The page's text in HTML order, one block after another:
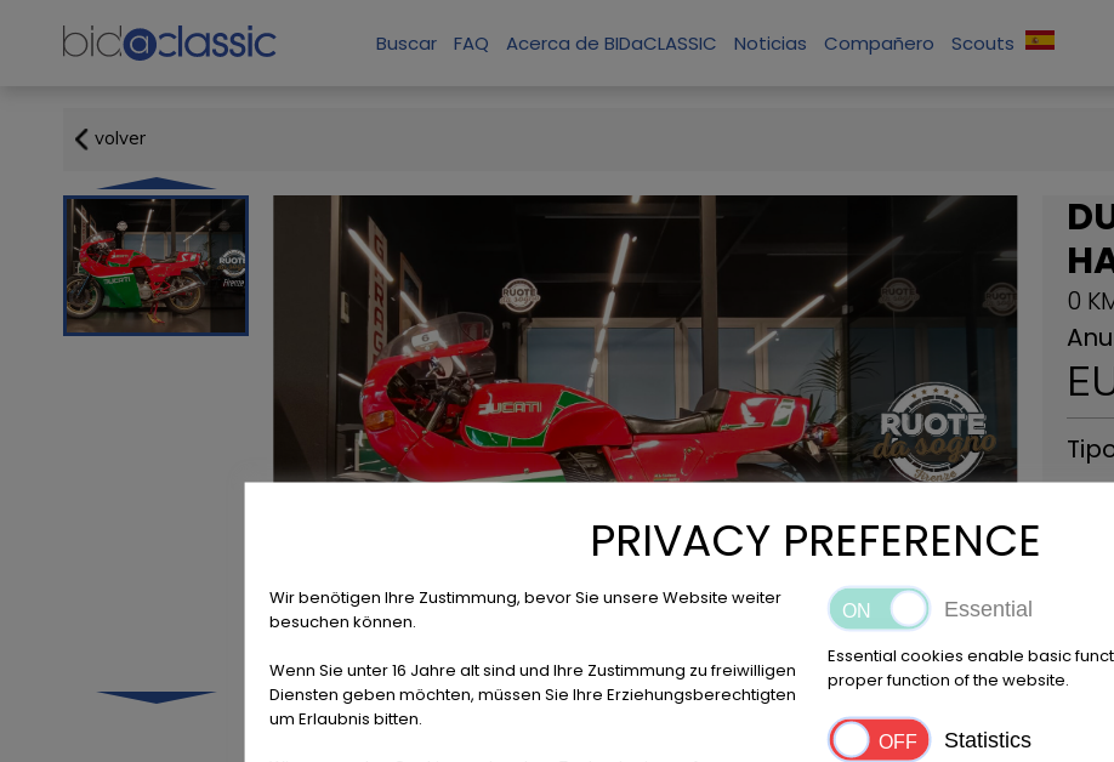
Buscar FAQ Acerca de BIDaCLASSIC Noticias Compañero Scouts
volver
0
+39
PRIVACY PREFERENCE
Wir benötigen Ihre Zustimmung, bevor Sie unsere Website weiter
besuchen können.
Wenn Sie unter 16 Jahre alt sind und Ihre Zustimmung zu freiwilligen
Diensten geben möchten, müssen Sie Ihre Erziehungsberechtigten
um Erlaubnis bitten.
Essential
Essential cookies enable basic
proper function of the website.
Statistics